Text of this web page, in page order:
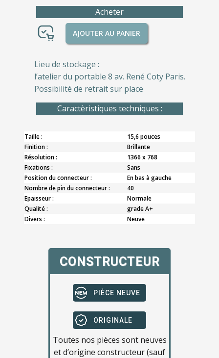
Acheter
AJOUTER AU PANIER
Lieu de stockage :
l’atelier du portable 8 av. René Coty Paris.
Possibilité de retrait sur place
Caractèristiques techniques :
Taille :
15,6 pouces
Finition :
Brillante
Résolution :
1366 x 768
Fixations :
Sans
Position du connecteur :
En bas à gauche
Nombre de pin du connecteur :
40
Epaisseur :
Normale
Qualité :
grade A+
Divers :
Neuve
CONSTRUCTEUR
PIÈCE NEUVE
ORIGINALE
Toutes nos pièces sont neuves
et d’origine constructeur (sauf